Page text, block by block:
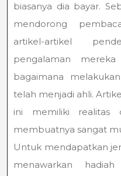
biasanya dia bayar.
mendorong
artikel-artikel
pengalaman
bagaimana
telah menjadi ahli.
ini memiliki realitas
membuatnya sangat
Untuk mendapatkan
menawarkan